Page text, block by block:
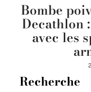
Bombe
Decathlon
avec les
Recherche